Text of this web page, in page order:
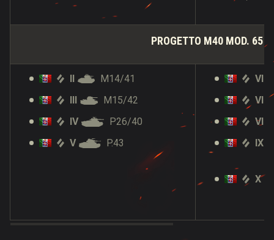
PROGETTO M40 MOD. 65
II
M14/41
III
M15/42
IV
P26/40
V
P.43
VI
VII
VIII
IX
X